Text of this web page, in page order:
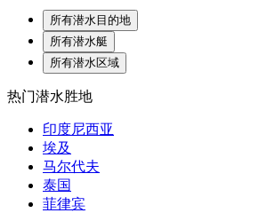
所有潜水目的地
所有潜水艇
所有潜水区域
热门潜水胜地
印度尼西亚
埃及
马尔代夫
泰国
菲律宾